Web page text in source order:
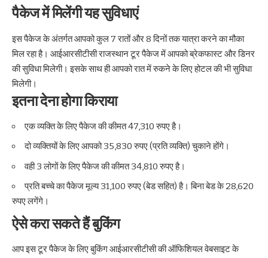
पैकेज में मिलेंगी यह सुविधाएं
इस पैकेज के अंतर्गत आपको कुल 7 रातों और 8 दिनों तक यात्रा करने का मौका
मिल रहा है। आईआरसीटीसी राजस्थान टूर पैकेज में आपको ब्रेकफास्ट और डिनर
की सुविधा मिलेगी। इसके साथ ही आपको रात में रुकने के लिए होटल की भी सुविधा
मिलेगी।
इतना देना होगा किराया
एक व्यक्ति के लिए पैकेज की कीमत 47,310 रुपए है।
दो व्यक्तियों के लिए आपको 35,830 रुपए (प्रति व्यक्ति) चुकाने होंगे।
वही 3 लोगों के लिए पैकेज की कीमत 34,810 रुपए है।
प्रति बच्चे का पैकेज मूल्य 31,100 रुपए (बेड सहित) है। बिना बेड के 28,620
रुपए लगेंगे।
ऐसे करा सकते हैं बुकिंग
आप इस टूर पैकेज के लिए बुकिंग आईआरसीटीसी की ऑफिशियल वेबसाइट के